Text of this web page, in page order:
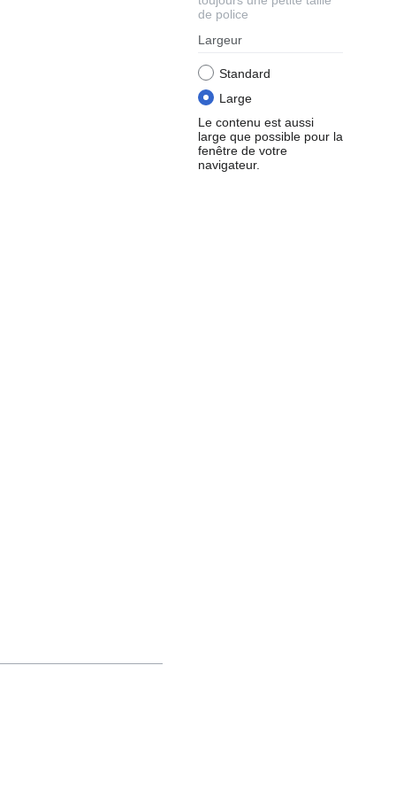
de police
Largeur
Standard
Large
Le contenu est aussi
large que possible pour la
fenêtre de votre
navigateur.